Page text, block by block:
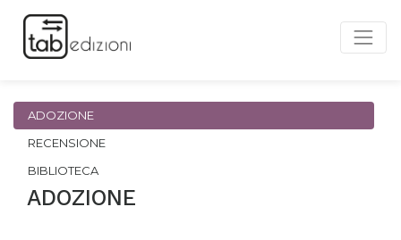
ADOZIONE
RECENSIONE
BIBLIOTECA
ADOZIONE